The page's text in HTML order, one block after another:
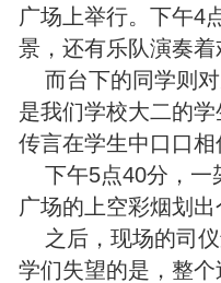
广场上举行。下午4
景，还有乐队演奏
而台下的同学则
是我们学校大二的
传言在学生中口口相
下午5点40分，一
广场的上空彩烟划
之后，现场的司
学们失望的是，整